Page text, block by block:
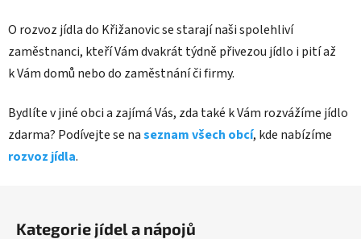
O rozvoz jídla do Křižanovic se starají naši spolehliví
zaměstnanci, kteří Vám dvakrát týdně přivezou jídlo i pití až
k Vám domů nebo do zaměstnání či firmy.
Bydlíte v jiné obci a zajímá Vás, zda také k Vám rozvážíme jídlo
zdarma? Podívejte se naseznam všech obcí, kde nabízíme
rozvoz jídla.
Kategorie jídel a nápojů